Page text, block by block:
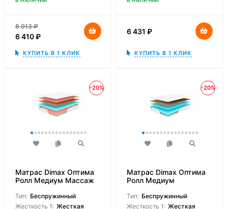
8 013₽
6 410₽
КУПИТЬ В 1 КЛИК
6 431 ₽
КУПИТЬ В 1 КЛИК
-20%
Матрас Dimax Оптима
Ролл Медиум Массаж
Тип: Беспружинный
Жесткость 1: Жесткая
-20%
Матрас Dimax Оптима
Ролл Медиум
Тип: Беспружинный
Жесткость 1: Жесткая